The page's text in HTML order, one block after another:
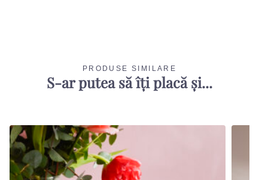
PRODUSE SIMILARE
S-ar putea să îți placă și...